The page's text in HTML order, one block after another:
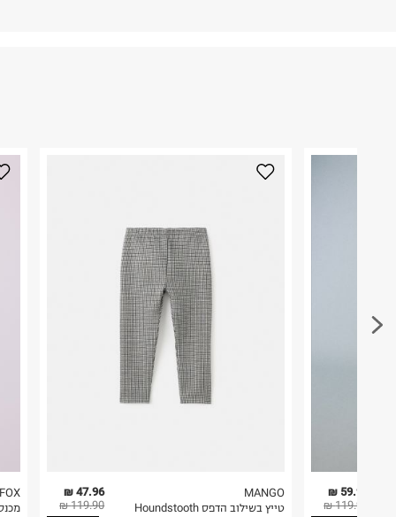
FOX
47.96 ₪
119.90 ₪
MANGO
טייץ בשילוב הדפס Houndstooth
59.90 ₪
119.90 ₪